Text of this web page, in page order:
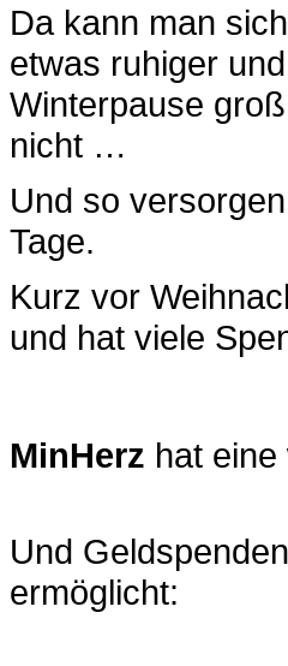
Da kann man
etwas ruhiger
Winterpause
nicht …
Und so
Tage.
Kurz vor
und hat viele
MinHerz hat
Und
ermöglicht: